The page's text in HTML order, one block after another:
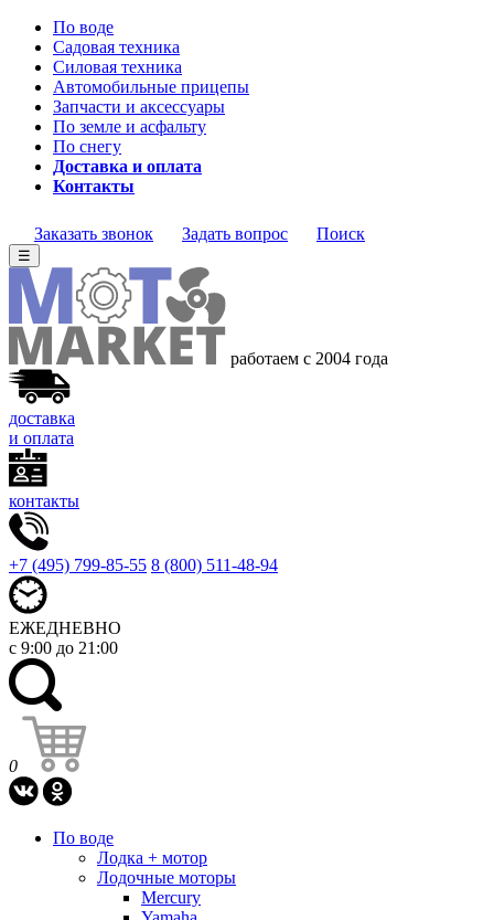
По воде
Садовая техника
Силовая техника
Автомобильные прицепы
Запчасти и аксессуары
По земле и асфальту
По снегу
Доставка и оплата
Контакты
Заказать звонок Задать вопрос Поиск
☰
работаем с 2004 года
доставка
и оплата
контакты
+7 (495) 799-85-55 8 (800) 511-48-94
ЕЖЕДНЕВНО
с 9:00 до 21:00
0
По воде
Лодка + мотор
Лодочные моторы
Mercury